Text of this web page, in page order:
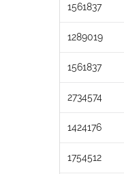
1561837
1289019
1561837
2734574
1424176
1754512